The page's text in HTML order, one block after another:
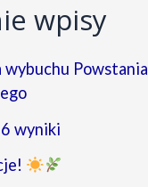
wpisy
wybuchu Powstania
wyniki